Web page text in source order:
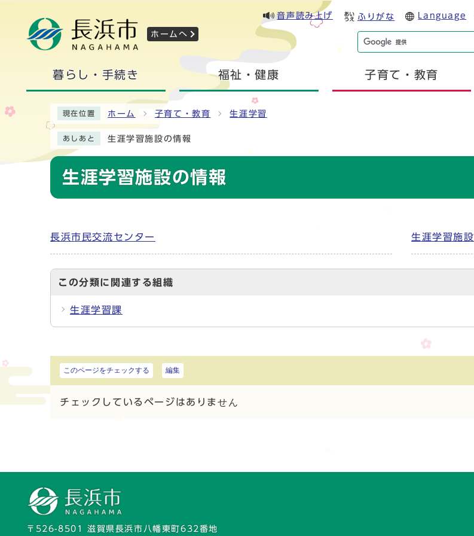
ホームへ
音声読み上げ ふりがな Language
暮らし・手続き 福祉・健康 子育て・教育
現在位置 ホーム 子育て・教育 生涯学習
あしあと 生涯学習施設の情報
生涯学習施設の情報
長浜市民交流センター 生涯学習施設
この分類に関連する組織
生涯学習課
このページをチェックする 編集
チェックしているページはありません
〒526-8501 滋賀県長浜市八幡東町632番地